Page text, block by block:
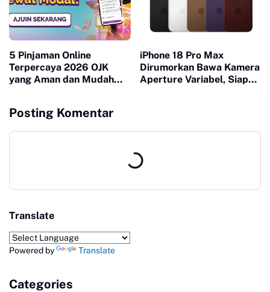
5 Pinjaman Online
Terpercaya 2026 OJK
yang Aman dan Mudah
iPhone 18 Pro Max
Dirumorkan Bawa Kamera
Aperture Variabel, Siap
Posting Komentar
Translate
Powered by Translate
Categories